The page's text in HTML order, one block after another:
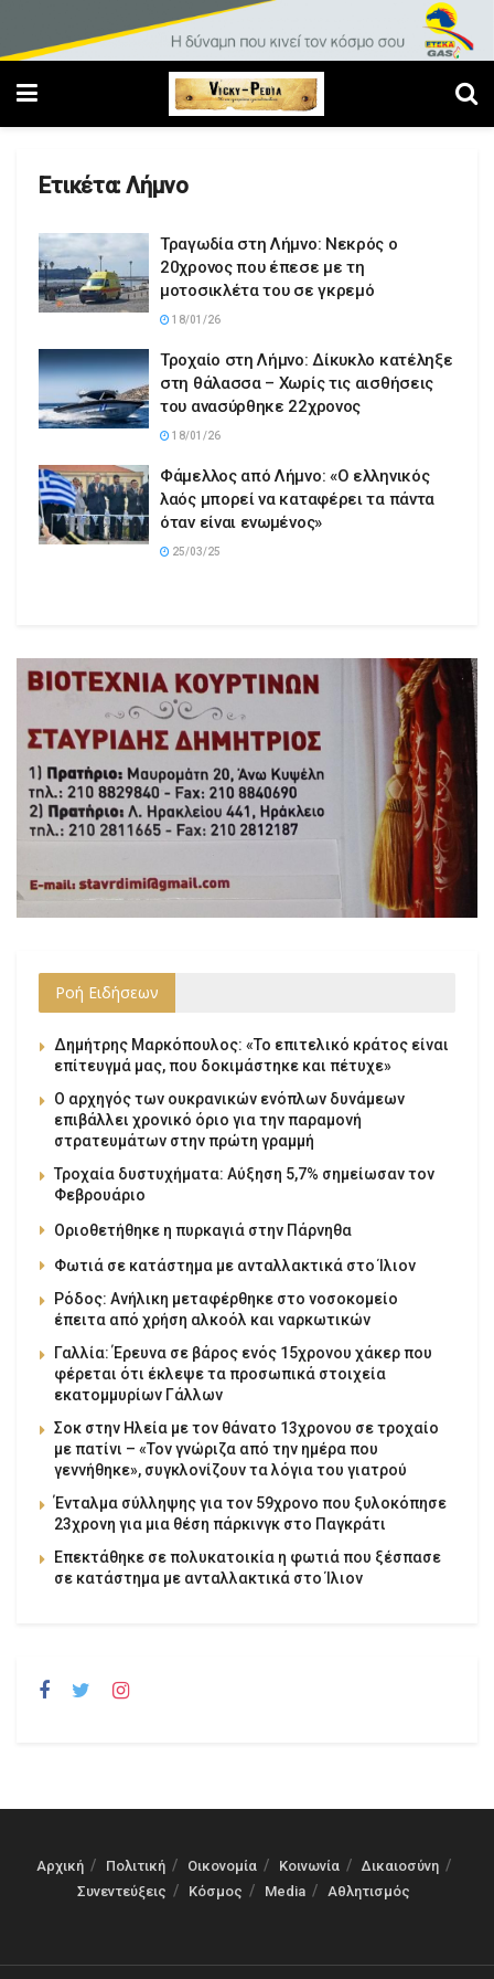
Ετικέτα:Λήμνο
Τραγωδία στη Λήμνο: Νεκρός ο
20χρονος που έπεσε με τη
μοτοσικλέτα του σε γκρεμό
18/01/26
Τροχαίο στη Λήμνο: Δίκυκλο κατέληξε
στη θάλασσα – Χωρίς τις αισθήσεις
του ανασύρθηκε 22χρονος
18/01/26
Φάμελλος από Λήμνο: «Ο ελληνικός
λαός μπορεί να καταφέρει τα πάντα
όταν είναι ενωμένος»
25/03/25
Ροή Ειδήσεων
Δημήτρης Μαρκόπουλος: «Το επιτελικό κράτος είναι
επίτευγμά μας, που δοκιμάστηκε και πέτυχε»
Ο αρχηγός των ουκρανικών ενόπλων δυνάμεων
επιβάλλει χρονικό όριο για την παραμονή
στρατευμάτων στην πρώτη γραμμή
Τροχαία δυστυχήματα: Αύξηση 5,7% σημείωσαν τον
Φεβρουάριο
Οριοθετήθηκε η πυρκαγιά στην Πάρνηθα
Φωτιά σε κατάστημα με ανταλλακτικά στο Ίλιον
Ρόδος: Ανήλικη μεταφέρθηκε στο νοσοκομείο
έπειτα από χρήση αλκοόλ και ναρκωτικών
Γαλλία: Έρευνα σε βάρος ενός 15χρονου χάκερ που
φέρεται ότι έκλεψε τα προσωπικά στοιχεία
εκατομμυρίων Γάλλων
Σοκ στην Ηλεία με τον θάνατο 13χρονου σε τροχαίο
με πατίνι – «Τον γνώριζα από την ημέρα που
γεννήθηκε», συγκλονίζουν τα λόγια του γιατρού
Ένταλμα σύλληψης για τον 59χρονο που ξυλοκόπησε
23χρονη για μια θέση πάρκινγκ στο Παγκράτι
Επεκτάθηκε σε πολυκατοικία η φωτιά που ξέσπασε
σε κατάστημα με ανταλλακτικά στο Ίλιον
Αρχική Πολιτική Οικονομία Κοινωνία
Δικαιοσύνη
Συνεντεύξεις
Κόσμος Media Αθλητισμός